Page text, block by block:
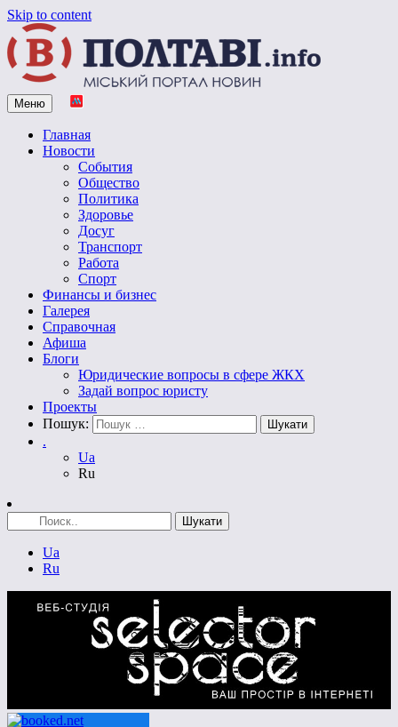
Skip to content
Vpoltave.info
Полтавский портал новостей
Меню
Главная
Новости
События
Общество
Политика
Здоровье
Досуг
Транспорт
Работа
Спорт
Финансы и бизнес
Галерея
Справочная
Афиша
Блоги
Юридические вопросы в сфере ЖКХ
Задай вопрос юристу
Проекты
Пошук:
.
Ua
Ru
Ua
Ru